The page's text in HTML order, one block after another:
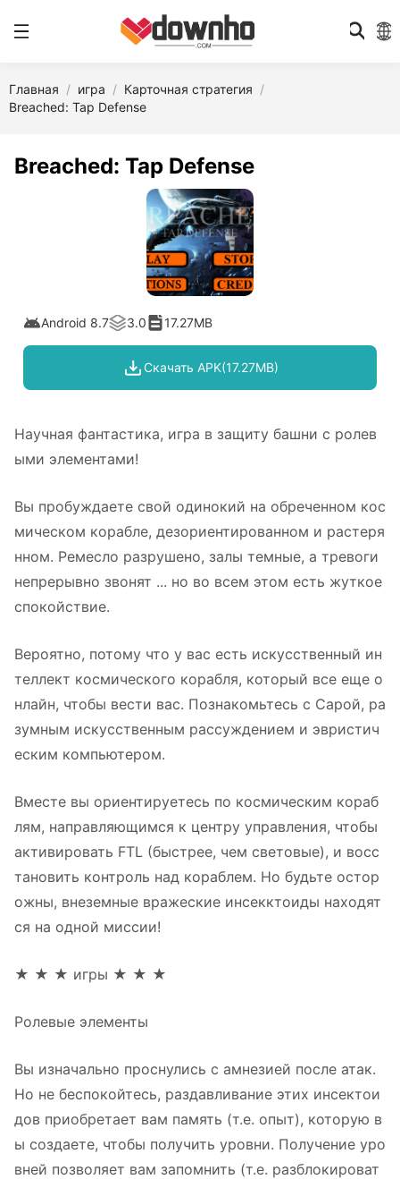
Главная игра
Карточная стратегия
Breached: Tap Defense
Breached: Tap Defense
Android 8.7 3.0 17.27MB
Скачать APK(17.27MB)
Научная фантастика, игра в защиту башни с ролев
ыми элементами!
Вы пробуждаете свой одинокий на обреченном кос
мическом корабле, дезориентированном и растеря
нном. Ремесло разрушено, залы темные, а тревоги
непрерывно звонят ... но во всем этом есть жуткое
спокойствие.
Вероятно, потому что у вас есть искусственный ин
теллект космического корабля, который все еще о
нлайн, чтобы вести вас. Познакомьтесь с Сарой, ра
зумным искусственным рассуждением и эвристич
еским компьютером.
Вместе вы ориентируетесь по космическим кораб
лям, направляющимся к центру управления, чтобы
активировать FTL (быстрее, чем световые), и восс
тановить контроль над кораблем. Но будьте остор
ожны, внеземные вражеские инсекктоиды находят
ся на одной миссии!
★ ★ ★ игры ★ ★ ★
Ролевые элементы
Вы изначально проснулись с амнезией после атак.
Но не беспокойтесь, раздавливание этих инсектои
дов приобретает вам память (т.е. опыт), которую в
ы создаете, чтобы получить уровни. Получение уро
вней позволяет вам запомнить (т.е. разблокироват